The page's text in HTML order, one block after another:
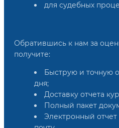
для судебных
Обратившись к нам за
получите:
Быструю и точную
дня;
Доставку отчета
Полный пакет
Электронный